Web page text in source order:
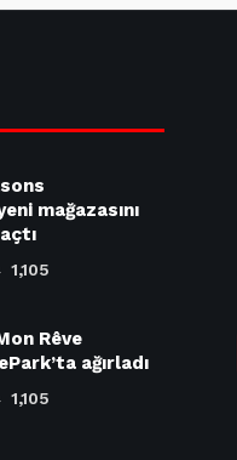
mağazasını
1,105
Rêve
ağırladı
1,105